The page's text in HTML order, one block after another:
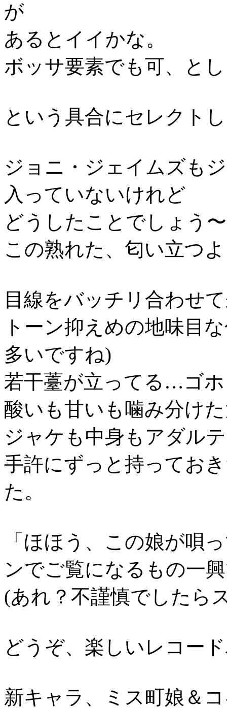
が
あるとイイかな。
ボッサ要素でも可、とし
という具合にセレクト
ジョニ・ジェイムズも
入っていないけれど
どうしたことでしょう
この熟れた、匂い立つ
目線をバッチリ合わせ
トーン抑えめの地味目
多いですね)
若干薹が立ってる…ゴ
酸いも甘いも噛み分け
ジャケも中身もアダル
手許にずっと持ってお
た。
「ほほう、この娘が唄
ンでご覧になるもの一
(あれ？不謹慎でしたら
どうぞ、楽しいレコー
新キャラ、ミス町娘＆